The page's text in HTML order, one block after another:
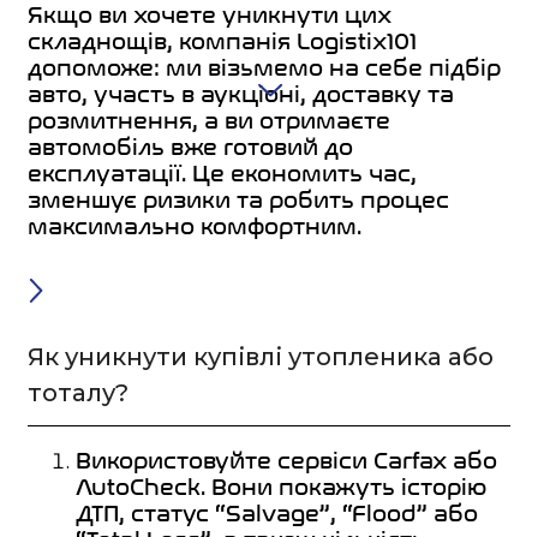
Якщо ви хочете уникнути цих
складнощів, компанія Logistix101
допоможе: ми візьмемо на себе підбір
авто, участь в аукціоні, доставку та
розмитнення, а ви отримаєте
автомобіль вже готовий до
експлуатації. Це економить час,
зменшує ризики та робить процес
максимально комфортним.
Як уникнути купівлі утопленика або
тоталу?
Використовуйте сервіси Carfax або
AutoCheck. Вони покажуть історію
ДТП, статус “Salvage”, “Flood” або